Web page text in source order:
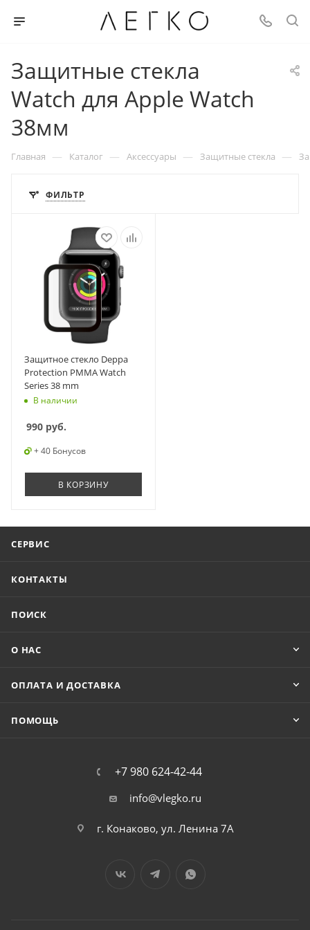
Защитные стекла
Watch для Apple Watch
38мм
Главная — Каталог — Аксессуары — Защитные стекла —
ФИЛЬТР
Защитное стекло Deppa
Protection PMMA Watch
Series 38 mm
В наличии
990 руб.
+ 40 Бонусов
В КОРЗИНУ
СЕРВИС
КОНТАКТЫ
ПОИСК
О НАС
ОПЛАТА И ДОСТАВКА
ПОМОЩЬ
+7 980 624-42-44
info@vlegko.ru
г. Конаково, ул. Ленина 7А